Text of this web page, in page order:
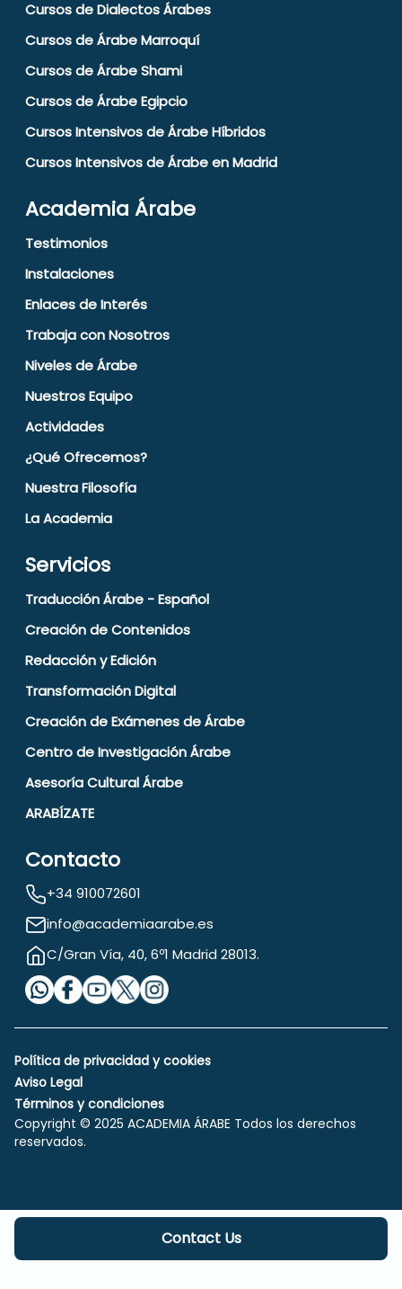
Cursos de Dialectos Árabes
Cursos de Árabe Marroquí
Cursos de Árabe Shami
Cursos de Árabe Egipcio
Cursos Intensivos de Árabe Híbridos
Cursos Intensivos de Árabe en Madrid
Academia Árabe
Testimonios
Instalaciones
Enlaces de Interés
Trabaja con Nosotros
Niveles de Árabe
Nuestros Equipo
Actividades
¿Qué Ofrecemos?
Nuestra Filosofía
La Academia
Servicios
Traducción Árabe - Español
Creación de Contenidos
Redacción y Edición
Transformación Digital
Creación de Exámenes de Árabe
Centro de Investigación Árabe
Asesoría Cultural Árabe
ARABÍZATE
Contacto
+34 910072601
info@academiaarabe.es
C/Gran Vía, 40, 6º1 Madrid 28013.
Política de privacidad y cookies
Aviso Legal
Términos y condiciones
Copyright © 2025 ACADEMIA ÁRABE Todos los derechos
reservados.
Contact Us